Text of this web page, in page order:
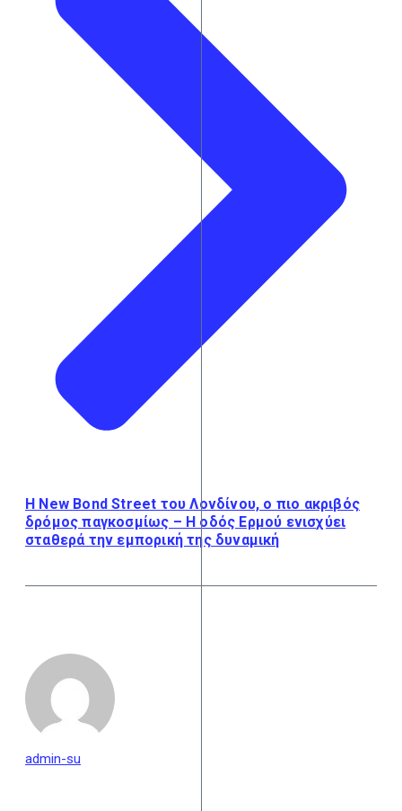
Η New Bond Street του Λονδίνου, ο πιο ακριβός
δρόμος παγκοσμίως – Η οδός Ερμού ενισχύει
σταθερά την εμπορική της δυναμική
admin-su